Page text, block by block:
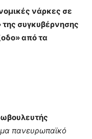
νάρκες σε
της συγκυβέρνησης
από τα
πανευρωπαϊκό